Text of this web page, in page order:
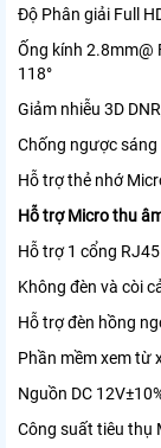
Độ Phân giải Full
Ống kính 2.8mm@
118°
Giảm nhiễu 3D
Chống ngược sáng
Hỗ trợ thẻ nhớ
Hỗ trợ Micro thu
Hỗ trợ 1 cổng RJ45
Không đèn và còi
Hỗ trợ đèn hồng
Phần mềm xem từ
Nguồn DC
Công suất tiêu thụ